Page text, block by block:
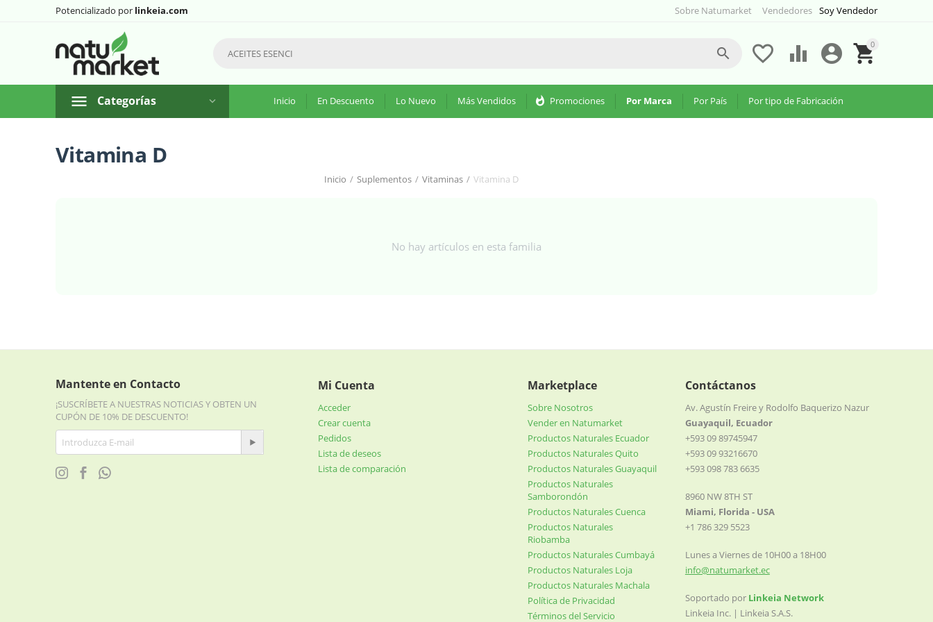
Potencializado por linkeia.com Soy Vendedor
Sobre Natumarket Vendedores
0


 

Categorías Inicio En Descuento Lo Nuevo Más Vendidos whatshot Promociones Por Marca Por País Por tipo de Fabricación
Vitamina D
Inicio / Suplementos / Vitaminas / Vitamina D
No hay artículos en esta familia
Mantente en Contacto
¡SUSCRÍBETE A NUESTRAS NOTICIAS Y OBTEN UN
CUPÓN DE 10% DE DESCUENTO!
Mi Cuenta
Acceder
Crear cuenta
Pedidos
Lista de deseos
Lista de comparación
Marketplace
Sobre Nosotros
Vender en Natumarket
Productos Naturales Ecuador
Productos Naturales Quito
Productos Naturales Guayaquil
Productos Naturales
Samborondón
Productos Naturales Cuenca
Productos Naturales
Riobamba
Productos Naturales Cumbayá
Productos Naturales Loja
Productos Naturales Machala
Política de Privacidad
Términos del Servicio
Contáctanos
Av. Agustín Freire y Rodolfo Baquerizo Nazur
Guayaquil, Ecuador
+593 09 89745947
+593 09 93216670
+593 098 783 6635
8960 NW 8TH ST
Miami, Florida - USA
+1 786 329 5523
Lunes a Viernes de 10H00 a 18H00
info@natumarket.ec
Soportado por Linkeia Network
Linkeia Inc. | Linkeia S.A.S.